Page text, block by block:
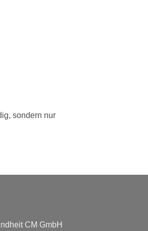
sondern nur
CM GmbH